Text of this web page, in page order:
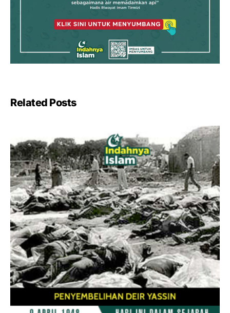
Related Posts